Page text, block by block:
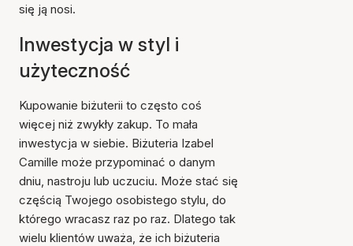
się ją nosi.
Inwestycja w styl i
użyteczność
Kupowanie biżuterii to często coś
więcej niż zwykły zakup. To mała
inwestycja w siebie. Biżuteria Izabel
Camille może przypominać o danym
dniu, nastroju lub uczuciu. Może stać się
częścią Twojego osobistego stylu, do
którego wracasz raz po raz. Dlatego tak
wielu klientów uważa, że ich biżuteria